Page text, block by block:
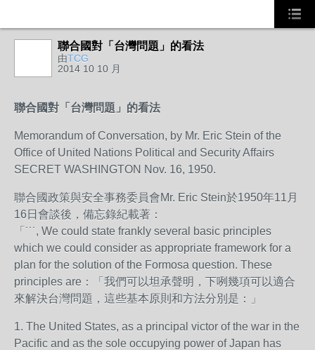
聯合國對「台灣問題」的看法
由TCG
2014 10 10 月
聯合國對「台灣問題」的看法
Memorandum of Conversation, by Mr. Eric Stein of the
Office of United Nations Political and Security Affairs
SECRET WASHINGTON Nov. 16, 1950.
聯合國政策與安全事務委員會Mr. Eric Stein於1950年11月
16日會談後，備忘錄紀載著：
「˙˙˙, We could state frankly several basic principles
which we could consider as appropriate framework for a
plan for the solution of the Formosa question. These
principles are：「我們可以坦承聲明，下咧幾項可以適合
來解決台灣問題，這些基本原則和方法分別是：」
1. The United States, as a principal victor of the war in the
Pacific and as the sole occupying power of Japan has